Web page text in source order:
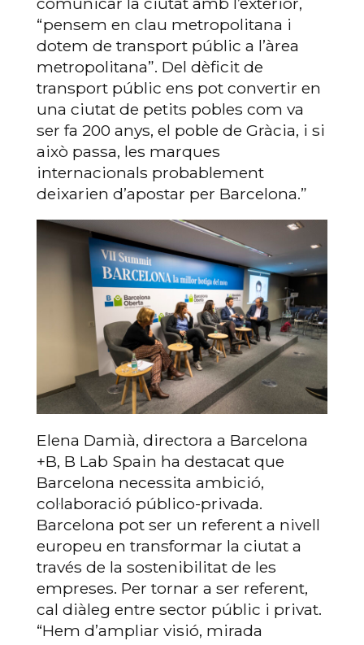
“pensem en clau metropolitana i
dotem de transport públic a l’àrea
metropolitana”. Del dèficit de
transport públic ens pot convertir en
una ciutat de petits pobles com va
ser fa 200 anys, el poble de Gràcia, i si
això passa, les marques
internacionals probablement
deixarien d’apostar per Barcelona.”
Elena Damià, directora a Barcelona
+B, B Lab Spain ha destacat que
Barcelona necessita ambició,
col·laboració público-privada.
Barcelona pot ser un referent a nivell
europeu en transformar la ciutat a
través de la sostenibilitat de les
empreses. Per tornar a ser referent,
cal diàleg entre sector públic i privat.
“Hem d’ampliar visió, mirada